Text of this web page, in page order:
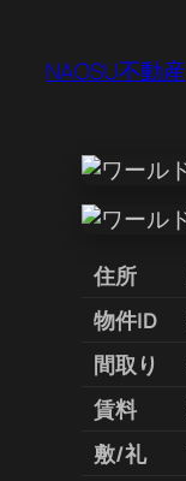
NAOSU不動産
住所
物件ID
間取り
賃料
敷/礼